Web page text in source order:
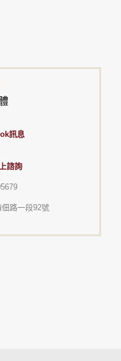
訊息
諮詢
路一段92號